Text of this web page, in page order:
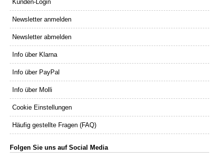
Kunden-Login
Newsletter anmelden
Newsletter abmelden
Info über Klarna
Info über PayPal
Info über Molli
Cookie Einstellungen
Häufig gestellte Fragen (FAQ)
Folgen Sie uns auf Social Media